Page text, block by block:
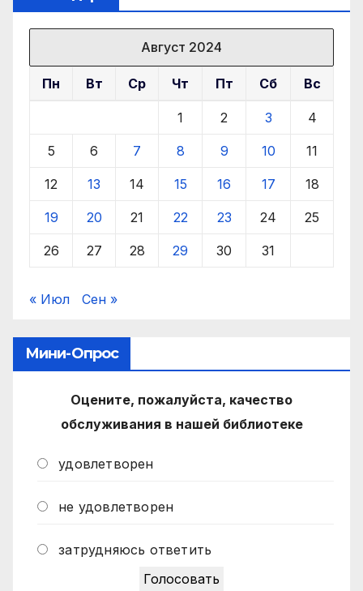
Август 2024
Пн Вт Ср Чт Пт Сб Вс
1 2 3 4
5 6 7 8 9 10 11
12 13 14 15 16 17 18
19 20 21 22 23 24 25
26 27 28 29 30 31
« Июл Сен »
Мини-Опрос
Оцените, пожалуйста, качество
обслуживания в нашей библиотеке
удовлетворен
не удовлетворен
затрудняюсь ответить